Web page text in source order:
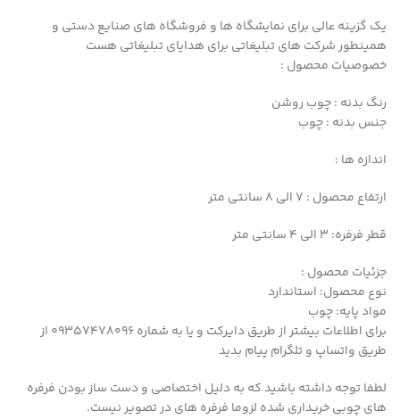
یک گزینه عالی برای نمایشگاه ها و فروشگاه های صنایع دستی و
همینطور شرکت های تبلیغاتی برای هدایای تبلیغاتی هست
خصوصیات محصول :
رنگ بدنه : چوب روشن
جنس بدنه : چوب
اندازه ها :
ارتفاع محصول : 7 الی 8 سانتی متر
قطر فرفره: 3 الی 4 سانتی متر
جزئیات محصول :
نوع محصول: استاندارد
مواد پایه: چوب
برای اطلاعات بیشتر از طریق دایرکت و یا به شماره 09357478096 از
طریق واتساپ و تلگرام پیام بدید
لطفا توجه داشته باشید که به دلیل اختصاصی و دست ساز بودن فرفره
های چوبی خریداری شده لزوما فرفره های در تصویر نیست.